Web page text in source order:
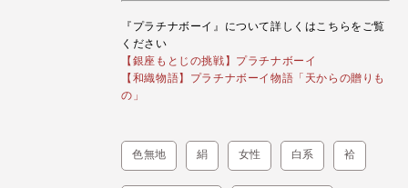
『プラチナボーイ』について詳しくはこちらをご覧
ください
【銀座もとじの挑戦】プラチナボーイ
【和織物語】プラチナボーイ物語「天からの贈りも
の」
色無地 絹 女性 白系 袷